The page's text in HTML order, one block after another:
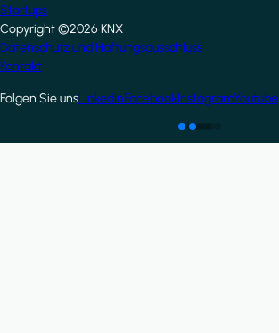
Startups
Copyright ©2026 KNX
Footer
Datenschutz und Haftungsausschluss
Kontakt
Folgen Sie unsLinkedInFacebookInstagramYoutube